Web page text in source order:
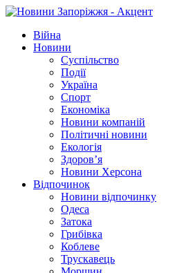
Війна
Новини
Суспільство
Події
Україна
Спорт
Економіка
Новини компаній
Політичні новини
Екологія
Здоров’я
Новини Херсона
Відпочинок
Новини відпочинку
Одеса
Затока
Грибівка
Коблеве
Трускавець